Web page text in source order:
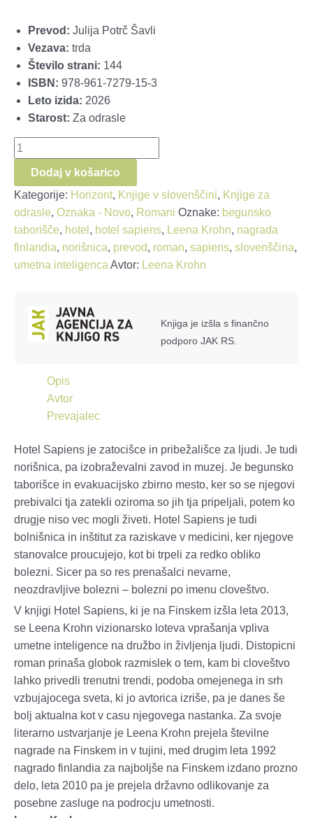
Prevod: Julija Potrč Šavli
Vezava: trda
Število strani: 144
ISBN: 978-961-7279-15-3
Leto izida: 2026
Starost: Za odrasle
Hotel
Sapiens
količina
Dodaj v košarico
Kategorije: Horizont, Knjige v slovenščini, Knjige za
odrasle, Oznaka - Novo, Romani Oznake: begunsko
taborišče, hotel , hotel sapiens, Leena Krohn, nagrada
finlandia, norišnica, prevod, roman, sapiens, slovenščina,
umetna inteligenca Avtor: Leena Krohn
Knjiga je izšla s finančno
podporo JAK RS.
Opis
Avtor
Prevajalec
Hotel Sapiens je zatocišce in pribežališce za ljudi. Je tudi
norišnica, pa izobraževalni zavod in muzej. Je begunsko
taborišce in evakuacijsko zbirno mesto, ker so se njegovi
prebivalci tja zatekli oziroma so jih tja pripeljali, potem ko
drugje niso vec mogli živeti. Hotel Sapiens je tudi
bolnišnica in inštitut za raziskave v medicini, ker njegove
stanovalce proucujejo, kot bi trpeli za redko obliko
bolezni. Sicer pa so res prenašalci nevarne,
neozdravljive bolezni – bolezni po imenu cloveštvo.
V knjigi Hotel Sapiens, ki je na Finskem izšla leta 2013,
se Leena Krohn vizionarsko loteva vprašanja vpliva
umetne inteligence na družbo in življenja ljudi. Distopicni
roman prinaša globok razmislek o tem, kam bi cloveštvo
lahko privedli trenutni trendi, podoba omejenega in srh
vzbujajocega sveta, ki jo avtorica izriše, pa je danes še
bolj aktualna kot v casu njegovega nastanka. Za svoje
literarno ustvarjanje je Leena Krohn prejela številne
nagrade na Finskem in v tujini, med drugim leta 1992
nagrado finlandia za najboljše na Finskem izdano prozno
delo, leta 2010 pa je prejela državno odlikovanje za
posebne zasluge na podrocju umetnosti.